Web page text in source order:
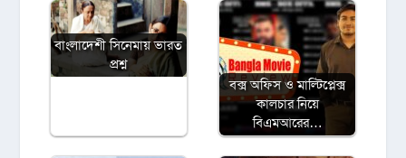
বাংলাদেশী সিনেমায় ভারত
প্রশ্ন
বক্স অফিস ও মাল্টিপ্লেক্স
কালচার নিয়ে
বিএমআরের…